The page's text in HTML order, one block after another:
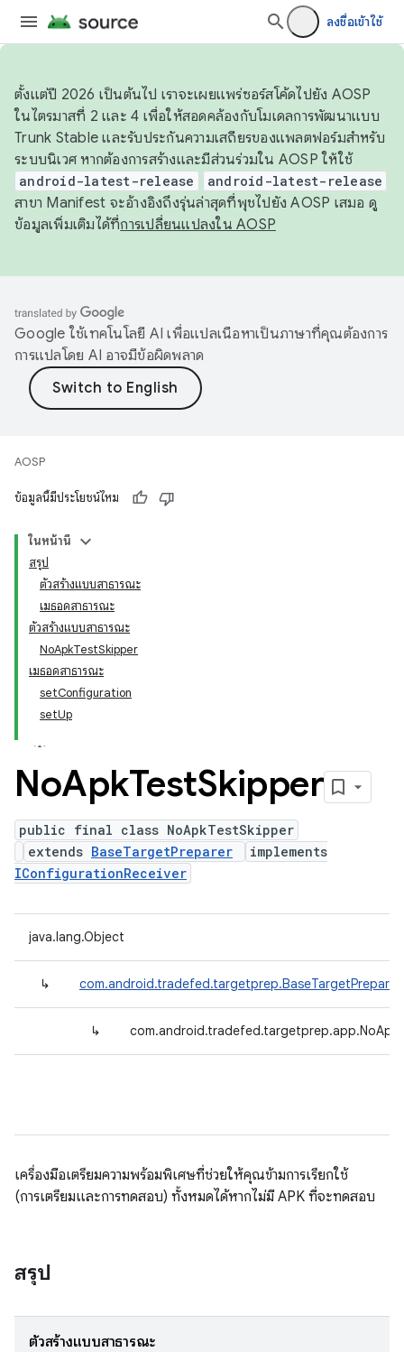
ลงชื่อเข้าใช้
ตั้งแต่ปี 2026 เป็นต้นไป เราจะเผยแพร่ซอร์สโค้ดไปยัง AOSP
ในไตรมาสที่ 2 และ 4 เพื่อให้สอดคล้องกับโมเดลการพัฒนาแบบ
Trunk Stable และรับประกันความเสถียรของแพลตฟอร์มสำหรับ
ระบบนิเวศ หากต้องการสร้างและมีส่วนร่วมใน AOSP ให้ใช้
android-latest-release android-latest-release
สาขา Manifest จะอ้างอิงถึงรุ่นล่าสุดที่พุชไปยัง AOSP เสมอ ดู
ข้อมูลเพิ่มเติมได้ที่การเปลี่ยนแปลงใน AOSP
Google ใช้เทคโนโลยี AI เพื่อแปลเนื้อหาเป็นภาษาที่คุณต้องการ
การแปลโดย AI อาจมีข้อผิดพลาด
AOSP
ข้อมูลนี้มีประโยชน์ไหม
ในหน้านี้
สรุป
ตัวสร้างแบบสาธารณะ
เมธอดสาธารณะ
ตัวสร้างแบบสาธารณะ
NoApkTestSkipper
เมธอดสาธารณะ
setConfiguration
setUp
NoApkTestSkipper
public final class NoApkTestSkipper
extends BaseTargetPreparer
implements
IConfigurationReceiver
java.lang.Object
↳ com.android.tradefed.targetprep.BaseTargetPreparer
↳
เครื่องมือเตรียมความพร้อมพิเศษที่ช่วยให้คุณข้ามการเรียกใช้
(การเตรียมและการทดสอบ) ทั้งหมดได้หากไม่มี APK ที่จะทดสอบ
สรุป
ตัวสร้างแบบสาธารณะ